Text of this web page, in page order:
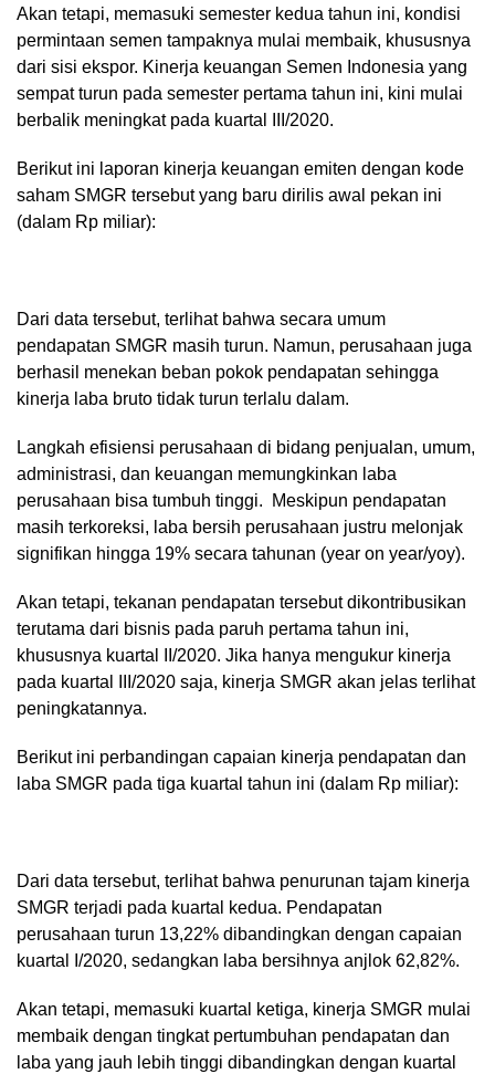
Akan tetapi, memasuki semester kedua tahun ini, kondisi
permintaan semen tampaknya mulai membaik, khususnya
dari sisi ekspor. Kinerja keuangan Semen Indonesia yang
sempat turun pada semester pertama tahun ini, kini mulai
berbalik meningkat pada kuartal III/2020.
Berikut ini laporan kinerja keuangan emiten dengan kode
saham SMGR tersebut yang baru dirilis awal pekan ini
(dalam Rp miliar):
Dari data tersebut, terlihat bahwa secara umum
pendapatan SMGR masih turun. Namun, perusahaan juga
berhasil menekan beban pokok pendapatan sehingga
kinerja laba bruto tidak turun terlalu dalam.
Langkah efisiensi perusahaan di bidang penjualan, umum,
administrasi, dan keuangan memungkinkan laba
perusahaan bisa tumbuh tinggi. Meskipun pendapatan
masih terkoreksi, laba bersih perusahaan justru melonjak
signifikan hingga 19% secara tahunan (year on year/yoy).
Akan tetapi, tekanan pendapatan tersebut dikontribusikan
terutama dari bisnis pada paruh pertama tahun ini,
khususnya kuartal II/2020. Jika hanya mengukur kinerja
pada kuartal III/2020 saja, kinerja SMGR akan jelas terlihat
peningkatannya.
Berikut ini perbandingan capaian kinerja pendapatan dan
laba SMGR pada tiga kuartal tahun ini (dalam Rp miliar):
Dari data tersebut, terlihat bahwa penurunan tajam kinerja
SMGR terjadi pada kuartal kedua. Pendapatan
perusahaan turun 13,22% dibandingkan dengan capaian
kuartal I/2020, sedangkan laba bersihnya anjlok 62,82%.
Akan tetapi, memasuki kuartal ketiga, kinerja SMGR mulai
membaik dengan tingkat pertumbuhan pendapatan dan
laba yang jauh lebih tinggi dibandingkan dengan kuartal